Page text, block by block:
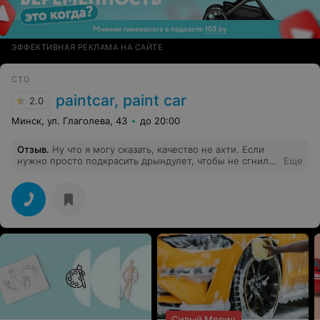
ЭФФЕКТИВНАЯ РЕКЛАМА НА САЙТЕ
СТО
2.0 paintcar, paint car
Минск, ул. Глаголева, 43 до 20:00
Отзыв. Ну что я могу сказать, качество не ахти. Если
нужно просто подкрасить дрындулет, чтобы не сгнил,
Еще